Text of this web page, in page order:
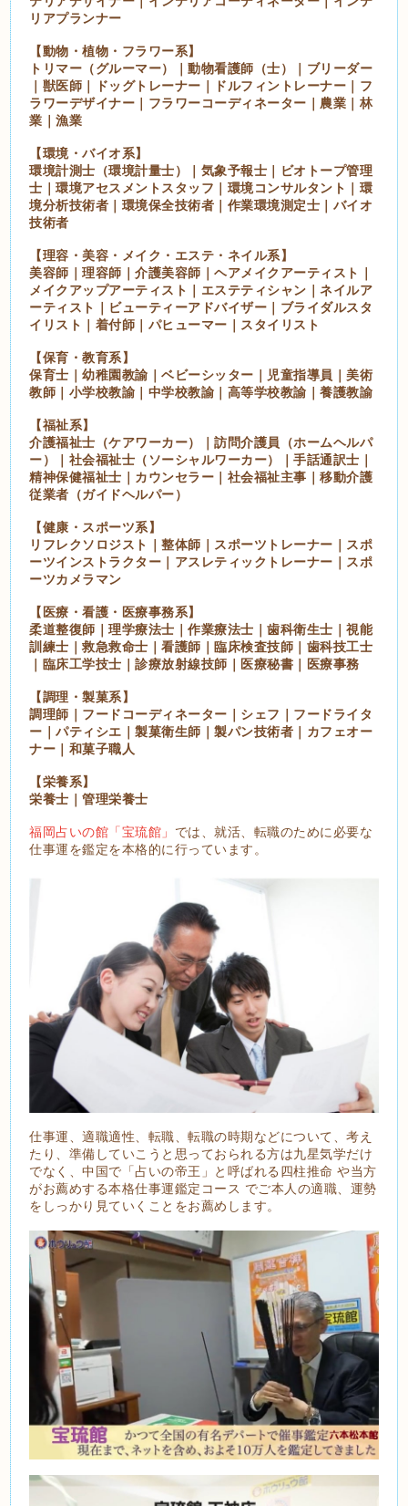
リアプランナー
【動物・植物・フラワー系】
トリマー（グルーマー）｜動物看護師（士）｜ブリーダー
｜獣医師｜ドッグトレーナー｜ドルフィントレーナー｜フ
ラワーデザイナー｜フラワーコーディネーター｜農業｜林
業｜漁業
【環境・バイオ系】
環境計測士（環境計量士）｜気象予報士｜ビオトープ管理
士｜環境アセスメントスタッフ｜環境コンサルタント｜環
境分析技術者｜環境保全技術者｜作業環境測定士｜バイオ
技術者
【理容・美容・メイク・エステ・ネイル系】
美容師｜理容師｜介護美容師｜ヘアメイクアーティスト｜
メイクアップアーティスト｜エステティシャン｜ネイルア
ーティスト｜ビューティーアドバイザー｜ブライダルスタ
イリスト｜着付師｜パヒューマー｜スタイリスト
【保育・教育系】
保育士｜幼稚園教諭｜ベビーシッター｜児童指導員｜美術
教師｜小学校教諭｜中学校教諭｜高等学校教諭｜養護教諭
【福祉系】
介護福祉士（ケアワーカー）｜訪問介護員（ホームヘルパ
ー）｜社会福祉士（ソーシャルワーカー）｜手話通訳士｜
精神保健福祉士｜カウンセラー｜社会福祉主事｜移動介護
従業者（ガイドヘルパー）
【健康・スポーツ系】
リフレクソロジスト｜整体師｜スポーツトレーナー｜スポ
ーツインストラクター｜アスレティックトレーナー｜スポ
ーツカメラマン
【医療・看護・医療事務系】
柔道整復師｜理学療法士｜作業療法士｜歯科衛生士｜視能
訓練士｜救急救命士｜看護師｜臨床検査技師｜歯科技工士
｜臨床工学技士｜診療放射線技師｜医療秘書｜医療事務
【調理・製菓系】
調理師｜フードコーディネーター｜シェフ｜フードライタ
ー｜パティシエ｜製菓衛生師｜製パン技術者｜カフェオー
ナー｜和菓子職人
【栄養系】
栄養士｜管理栄養士
福岡占いの館「宝琉館」 では、就活、転職のために必要な
仕事運を鑑定を本格的に行っています。
仕事運、適職適性、転職、転職の時期などについて、考え
たり、準備していこうと思っておられる方は九星気学だけ
でなく、中国で「占いの帝王」と呼ばれる四柱推命 や当方
がお薦めする本格仕事運鑑定コース でご本人の適職、運勢
をしっかり見ていくことをお薦めします。